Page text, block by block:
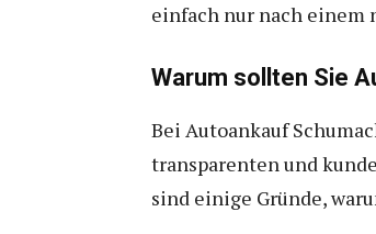
einfach nur nach einem
Warum sollten Sie
Bei Autoankauf
transparenten und
sind einige Gründe,